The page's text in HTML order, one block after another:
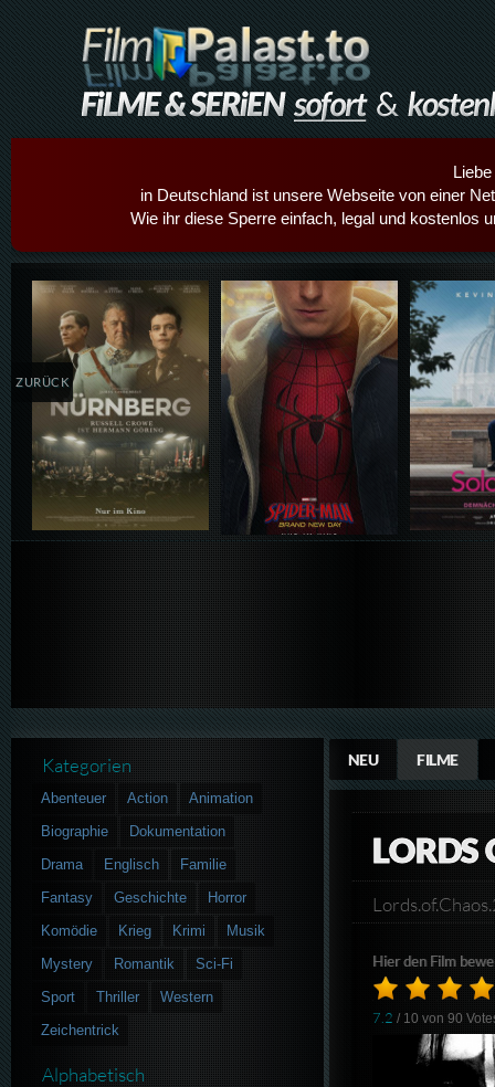
in Deutschland ist unsere Webseite von einer
Wie ihr diese Sperre einfach, legal und kostenlos
Details,Play Details,Play
ZURÜCK
NEU FILME
LORDS
Hier den Film
7.2 / 10 von90
Kategorien
Abenteuer Action
Animation
Biographie
Dokumentation
Drama
Englisch
Familie
Fantasy
Geschichte
Horror
Komödie
Krieg Krimi
Musik
Mystery
Romantik
Sci-Fi
Sport
Thriller
Western
Zeichentrick
Alphabetisch